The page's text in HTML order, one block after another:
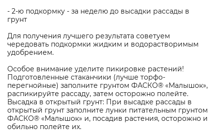
- 2-ю подкормку - за неделю до высадки рассады в
грунт
Для получения лучшего результата советуем
чередовать подкормки жидким и водорастворимым
удобрением.
Особое внимание уделите пикировке растений!
Подготовленные стаканчики (лучше торфо-
перегнойные) заполните грунтом ФАСКО® «Малышок»,
распикируйте рассаду, затем осторожно полейте.
Высадка в открытый грунт: При высадке рассады в
открытый грунт заполните лунки питательным грунтом
ФАСКО® «Малышок» и, посадив растения, осторожно и
обильно полейте их.